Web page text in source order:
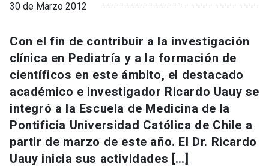
30 de Marzo 2012
Con el fin de contribuir a la investigación
clínica en Pediatría y a la formación de
científicos en este ámbito, el destacado
académico e investigador Ricardo Uauy se
integró a la Escuela de Medicina de la
Pontificia Universidad Católica de Chile a
partir de marzo de este año. El Dr. Ricardo
Uauy inicia sus actividades […]